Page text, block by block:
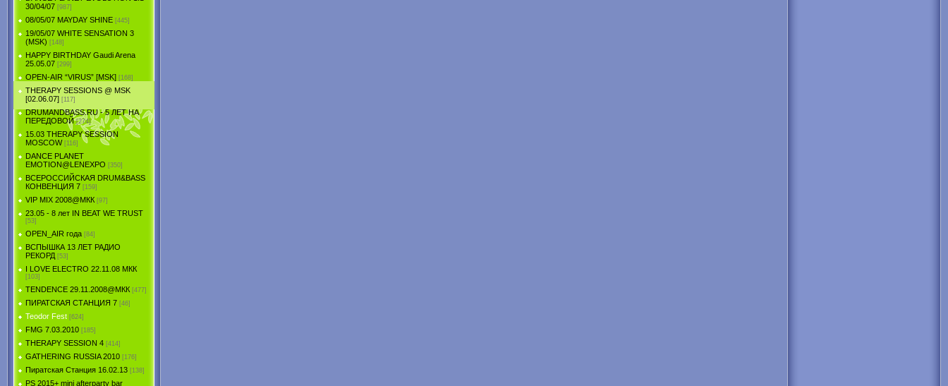
30/04/07 [987]
08/05/07 MAYDAY SHINE [445]
19/05/07 WHITE SENSATION 3
(MSK) [148]
HAPPY BIRTHDAY Gaudi Arena
25.05.07 [299]
OPEN-AIR “VIRUS” [MSK] [168]
THERAPY SESSIONS @ MSK
[02.06.07] [117]
DRUMANDBASS.RU - 5 ЛЕТ НА
ПЕРЕДОВОЙ [274]
15.03 THERAPY SESSION
MOSCOW [116]
DANCE PLANET
EMOTION@LENEXPO [350]
ВСЕРОССИЙСКАЯ DRUM&BASS
КОНВЕНЦИЯ 7 [159]
VIP MIX 2008@МКК [97]
23.05 - 8 лет IN BEAT WE TRUST
[53]
OPEN_AIR года [84]
ВСПЫШКА 13 ЛЕТ РАДИО
РЕКОРД [53]
I LOVE ELECTRO 22.11.08 МКК
[103]
TENDЕNCE 29.11.2008@МКК [477]
ПИРАТСКАЯ СТАНЦИЯ 7 [46]
Teodor Fest [624]
FMG 7.03.2010 [185]
THERAPY SESSION 4 [414]
GATHERING RUSSIA 2010 [176]
Пиратская Станция 16.02.13 [138]
PS 2015+ mini afterparty bar